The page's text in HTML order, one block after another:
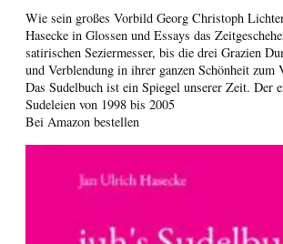
Wie sein großes Vorbild Georg Christoph
Hasecke in Glossen und Essays das
satirischen Seziermesser, bis die drei Grazien
und Verblendung in ihrer ganzen Schönheit zum
Das Sudelbuch ist ein Spiegel unserer Zeit. Der
Sudeleien von 1998 bis 2005
Bei Amazon bestellen